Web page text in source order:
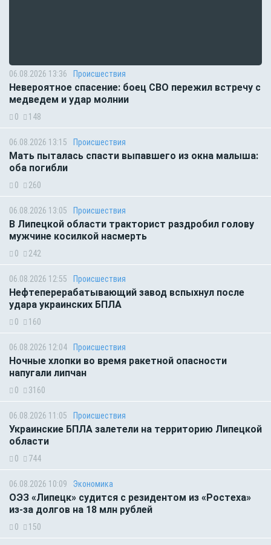
06.08.2026 13:36 Происшествия
Невероятное спасение: боец СВО пережил встречу с
медведем и удар молнии
0 148
06.08.2026 13:15 Происшествия
Мать пыталась спасти выпавшего из окна малыша:
оба погибли
0 260
06.08.2026 13:05 Происшествия
В Липецкой области тракторист раздробил голову
мужчине косилкой насмерть
0 242
06.08.2026 12:55 Происшествия
Нефтеперерабатывающий завод вспыхнул после
удара украинских БПЛА
0 160
06.08.2026 12:04 Происшествия
Ночные хлопки во время ракетной опасности
напугали липчан
0 3160
06.08.2026 11:05 Происшествия
Украинские БПЛА залетели на территорию Липецкой
области
0 744
06.08.2026 10:09 Экономика
ОЭЗ «Липецк» судится с резидентом из «Ростеха»
из-за долгов на 18 млн рублей
0 150